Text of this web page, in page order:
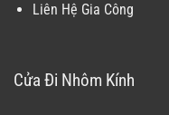
Liên Hệ Gia Công
Cửa Đi Nhôm Kính